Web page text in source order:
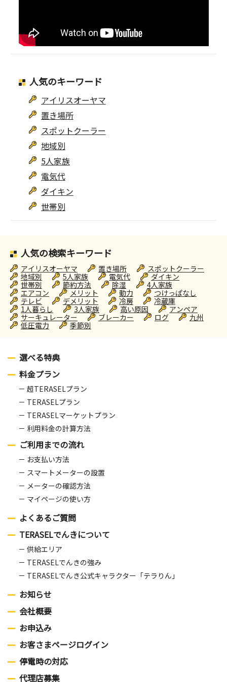
人気のキーワード
アイリスオーヤマ
置き場所
スポットクーラー
地域別
5人家族
電気代
ダイキン
世帯別
人気の検索キーワード
アイリスオーヤマ 置き場所
スポットクーラー
地域別
5人家族 電気代
ダイキン
世帯別
節約方法 除湿
4人家族
エアコン
メリット 動力
つけっぱなし
テレビ
デメリット 冷房
冷蔵庫
1人暮らし
3人家族 高い原因
アンペア
サーキュレーター
ブレーカー ログ
九州
低圧電力
季節別
選べる特典
料金プラン
超TERASELプラン
TERASELプラン
TERASELマーケットプラン
利用料金の計算方法
ご利用までの流れ
お支払い方法
スマートメーターの設置
メーターの確認方法
マイページの使い方
よくあるご質問
TERASELでんきについて
供給エリア
TERASELでんきの強み
TERASELでんき公式キャラクター「テラりん」
お知らせ
会社概要
お申込み
お客さまページログイン
停電時の対応
代理店募集